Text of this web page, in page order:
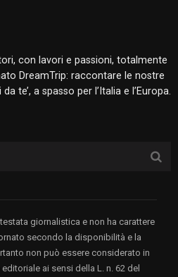
con lavori e passioni, totalmente
DreamTrip: raccontare le nostre
te’, a spasso per l’Italia e l’Europa.
giornalistica e non ha carattere
secondo la disponibilità e la
non può essere considerato in
ai sensi della L. n. 62 del